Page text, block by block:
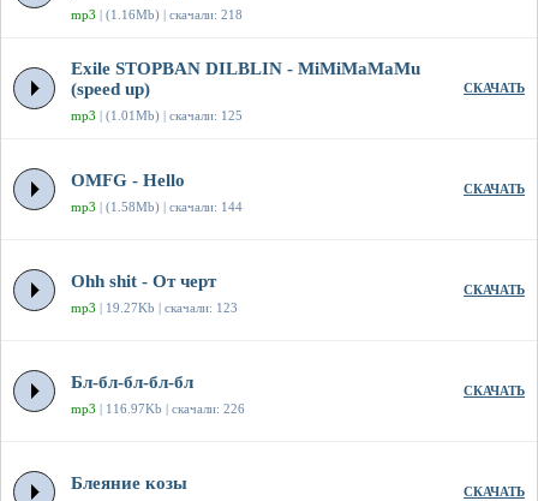
mp3 | (1.16Mb) | скачали: 218
Exile STOPBAN DILBLIN - MiMiMaMaMu
(speed up)
mp3 | (1.01Mb) | скачали: 125
СКАЧАТЬ
OMFG - Hello
mp3 | (1.58Mb) | скачали: 144
СКАЧАТЬ
Ohh shit - От черт
mp3 | 19.27Kb | скачали: 123
СКАЧАТЬ
Бл-бл-бл-бл-бл
mp3 | 116.97Kb | скачали: 226
СКАЧАТЬ
Блеяние козы СКАЧАТЬ